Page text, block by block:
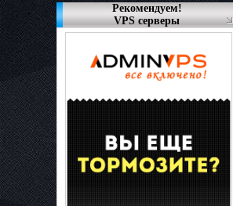
Рекомендуем!
VPS серверы